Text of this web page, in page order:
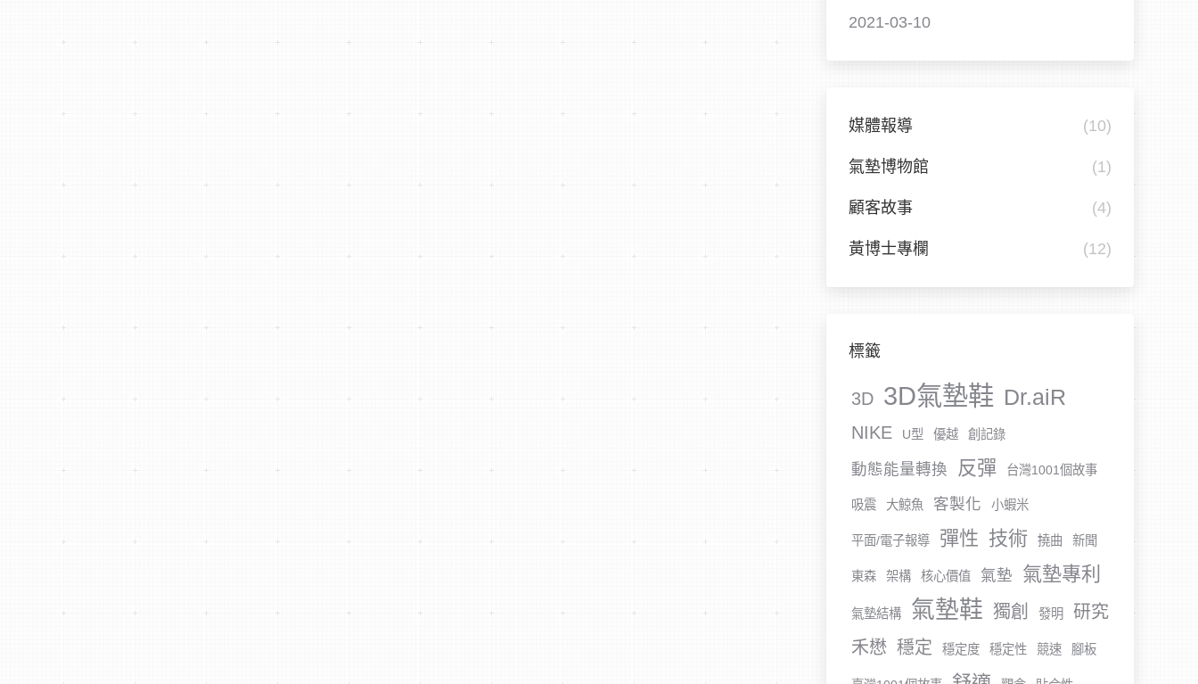
2021-03-10
媒體報導 (10)
氣墊博物館 (1)
顧客故事 (4)
黃博士專欄 (12)
標籤
3D 3D氣墊鞋 Dr.aiR
NIKE U型 優越 創記錄
動態能量轉換 反彈 台灣1001個故事
吸震 大鯨魚 客製化 小蝦米
平面/電子報導 彈性 技術 撓曲 新聞
東森 架構 核心價值 氣墊 氣墊專利
氣墊結構 氣墊鞋 獨創 發明
研究
禾懋 穩定 穩定度 穩定性 競速 腳板